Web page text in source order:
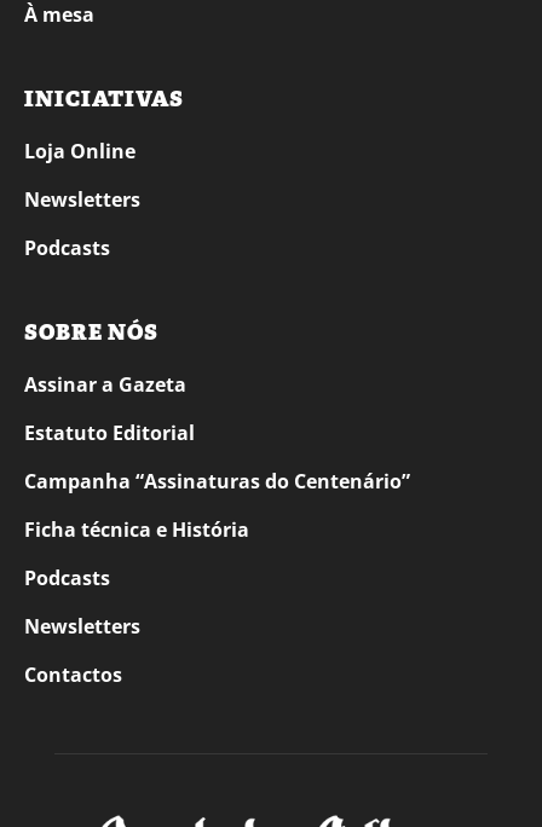
À mesa
INICIATIVAS
Loja Online
Newsletters
Podcasts
SOBRE NÓS
Assinar a Gazeta
Estatuto Editorial
Campanha “Assinaturas do Centenário”
Ficha técnica e História
Podcasts
Newsletters
Contactos